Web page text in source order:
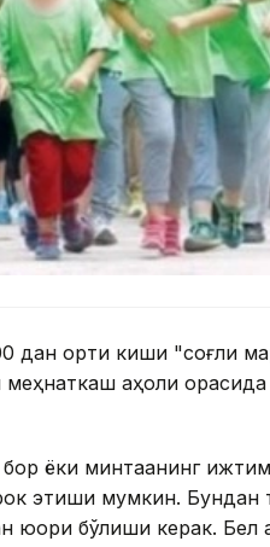
дан ортиқ киши "соғлиқ
аҳоли
ёки минтақанинг
этиши мумкин. Бундан
юқори бўлиши керак.